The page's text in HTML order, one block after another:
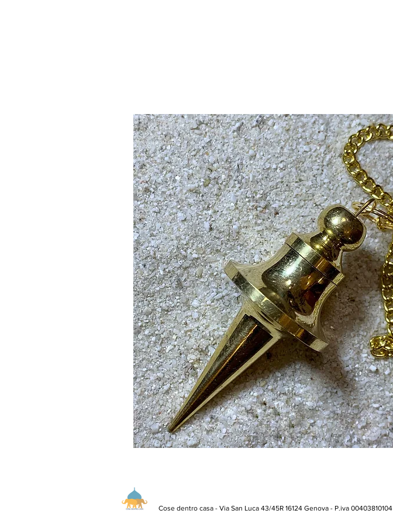
Cose dentro casa - Via San Luca 43/45R 16124 Genova - P.iva 00403810104